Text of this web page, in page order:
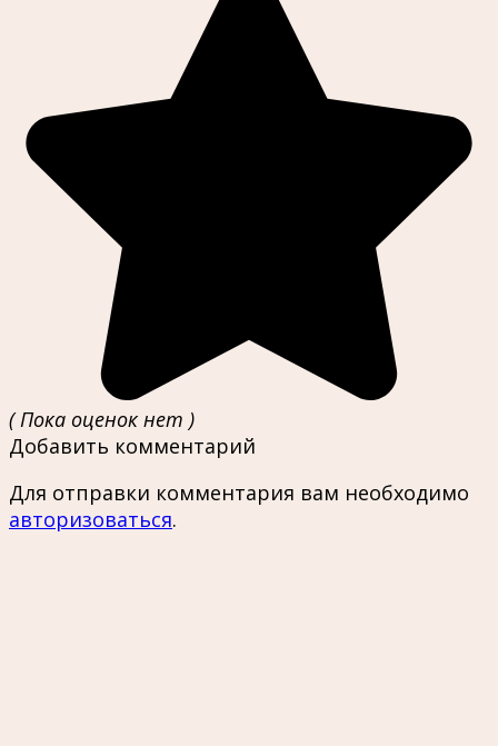
( Пока оценок нет )
Добавить комментарий
Для отправки комментария вам необходимо
авторизоваться.